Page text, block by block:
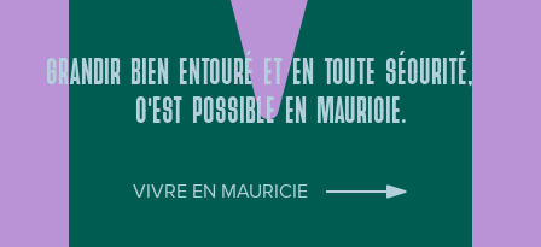
GRANDIR BIEN ENTOURÉ ET EN TOUTE SÉCURITÉ,
C’EST POSSIBLE EN MAURICIE.
VIVRE EN MAURICIE